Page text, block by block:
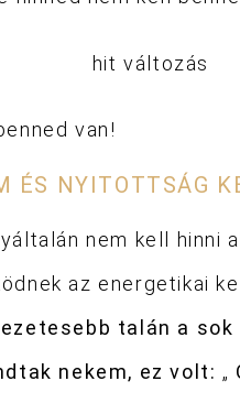
van!
ÉS NYITOTTSÁG
nem kell hinni
az energetikai
talán a
nekem, ez volt: „